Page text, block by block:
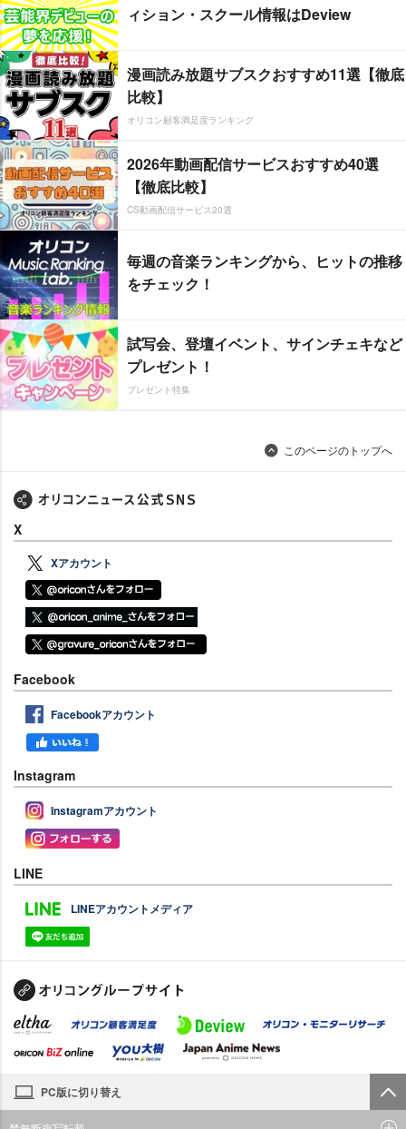
ィション・スクール情報はDeview
漫画読み放題サブスクおすすめ11選【徹底
比較】
オリコン顧客満足度ランキング
2026年動画配信サービスおすすめ40選
【徹底比較】
CS動画配信サービス20選
毎週の音楽ランキングから、ヒットの推移
をチェック！
試写会、登壇イベント、サインチェキなど
プレゼント！
プレゼント特集
このページのトップへ
X
Xアカウント
Facebook
Facebookアカウント
Instagram
Instagramアカウント
LINE
LINEアカウントメディア
PC版に切り替え